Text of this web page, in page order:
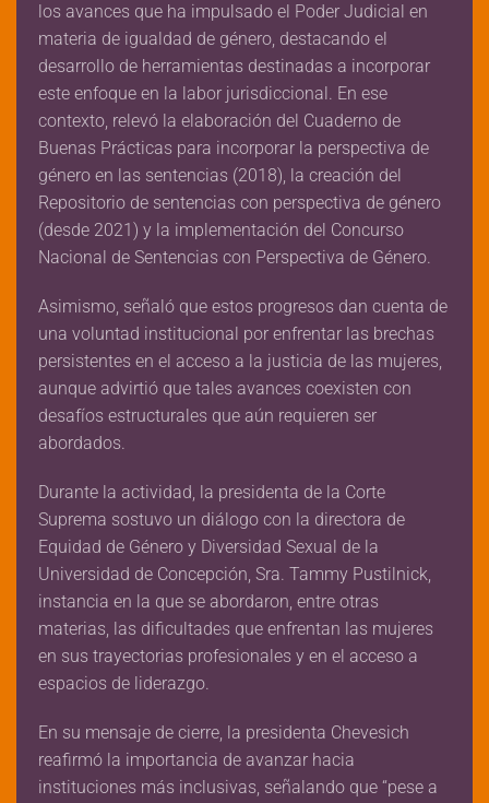
los avances que ha impulsado el Poder Judicial en
materia de igualdad de género, destacando el
desarrollo de herramientas destinadas a incorporar
este enfoque en la labor jurisdiccional. En ese
contexto, relevó la elaboración del Cuaderno de
Buenas Prácticas para incorporar la perspectiva de
género en las sentencias (2018), la creación del
Repositorio de sentencias con perspectiva de género
(desde 2021) y la implementación del Concurso
Nacional de Sentencias con Perspectiva de Género.
Asimismo, señaló que estos progresos dan cuenta de
una voluntad institucional por enfrentar las brechas
persistentes en el acceso a la justicia de las mujeres,
aunque advirtió que tales avances coexisten con
desafíos estructurales que aún requieren ser
abordados.
Durante la actividad, la presidenta de la Corte
Suprema sostuvo un diálogo con la directora de
Equidad de Género y Diversidad Sexual de la
Universidad de Concepción, Sra. Tammy Pustilnick,
instancia en la que se abordaron, entre otras
materias, las dificultades que enfrentan las mujeres
en sus trayectorias profesionales y en el acceso a
espacios de liderazgo.
En su mensaje de cierre, la presidenta Chevesich
reafirmó la importancia de avanzar hacia
instituciones más inclusivas, señalando que “pese a